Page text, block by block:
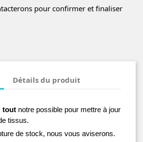
pour confirmer et finaliser
Détails du produit
tout notre possible pour mettre à jour
tissus.
de stock, nous vous aviserons.